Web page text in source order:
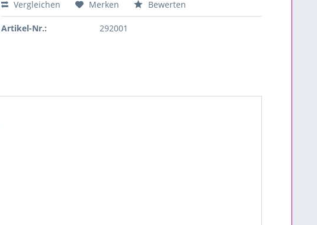
Vergleichen Merken Bewerten
Artikel-Nr.: 292001